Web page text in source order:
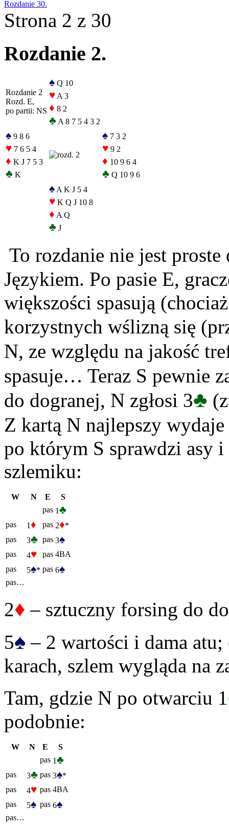
Rozdanie 30.
Strona 2 z 30
Rozdanie 2.
Rozdanie 2
Rozd. E,
po partii: NS
♠ Q 10
♥ A 3
♦ 8 2
♣ A 8 7 5 4 3 2
♠ 9 8 6
♥ 7 6 5 4
♦ K J 7 5 3
♣ K
♠ 7 3 2
♥ 9 2
♦ 10 9 6 4
♣ Q 10 9 6
♠ A K J 5 4
♥ K Q J 10 8
♦ A Q
♣ J
To rozdanie nie jest
Językiem. Po pasie E,
większości spasują
korzystnych wślizną się
N, ze względu na jakość
spasuje… Teraz S pewnie
do dogranej, N zgłosi 3♣
Z kartą N najlepszy
po którym S sprawdzi asy i
szlemiku:
W N E
S
pas 1♣
pas 1♦ pas 2♦*
pas
3♣ pas 3♠
pas 4♥ pas 4BA
pas
5♠* pas 6♠
pas…
2♦ – sztuczny forsing do
5♠ – 2 wartości i dama
karach, szlem wygląda na
Tam, gdzie N po otwarciu 1
podobnie:
W N E
S
pas 1♣
pas 3♣ pas 3♠*
pas
4♥ pas 4BA
pas
5♠ pas 6♠
pas…